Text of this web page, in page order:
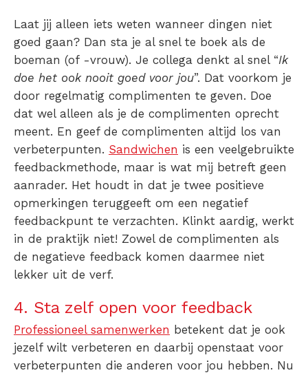
Laat jij alleen iets weten wanneer dingen niet
goed gaan? Dan sta je al snel te boek als de
boeman (of -vrouw). Je collega denkt al snel “Ik
doe het ook nooit goed voor jou”. Dat voorkom je
door regelmatig complimenten te geven. Doe
dat wel alleen als je de complimenten oprecht
meent. En geef de complimenten altijd los van
verbeterpunten. Sandwichen is een veelgebruikte
feedbackmethode, maar is wat mij betreft geen
aanrader. Het houdt in dat je twee positieve
opmerkingen teruggeeft om een negatief
feedbackpunt te verzachten. Klinkt aardig, werkt
in de praktijk niet! Zowel de complimenten als
de negatieve feedback komen daarmee niet
lekker uit de verf.
4. Sta zelf open voor feedback
Professioneel samenwerken betekent dat je ook
jezelf wilt verbeteren en daarbij openstaat voor
verbeterpunten die anderen voor jou hebben. Nu